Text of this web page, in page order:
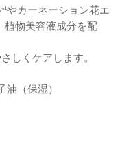
やカーネーション花エ
植物美容液成分を配
しくケアします。
油（保湿）